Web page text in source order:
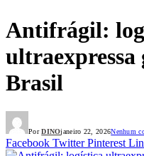
Antifrágil:
ultraexpressa
Brasil
Por DINOjaneiro 22, 2026Nenhum
Facebook Twitter Pinterest